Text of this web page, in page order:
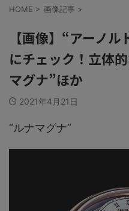
HOME > 画像記事 >
【画像】“アーノ
にチェック！立体
マグナ”ほか
2021年4月21日
“ルナマグナ”